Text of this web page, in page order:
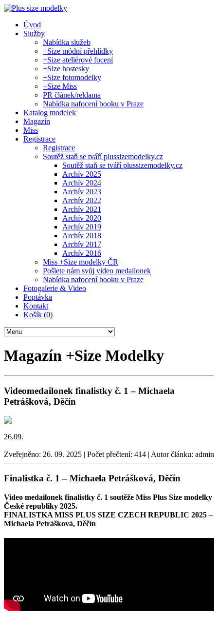
Úvod
Služby
Nabídka služeb
+Size módní přehlídky
+Size ateliérové focení
+Size hostesky
+Size fotomodelky
+Size Miss
PR článek/reklama
Nabídka nafocení booku v Praze
Katalog modelek
Magazín
Miss
Registrace
Registrace
Soutěž staň se tváří plussizemodelky.cz
Soutěž staň se tváří plussizemodelky.cz
Archív 2025
Archív 2024
Archív 2023
Archív 2022
Archív 2021
Archív 2020
Archív 2019
Archív 2018
Archív 2017
Archív 2016
Miss +Size modelky ČR
Pošlete nám svůj video medailonek
Nabídka nafocení booku v Praze
Fotogalerie & Video
Poptávka
Kontakt
Košík (0)
Magazín +Size Modelky
Videomedailonek finalistky č. 1 – Michaela
Petrášková, Děčín
26.09.
Zveřejněno: 26. 09. 2025 | Počet přečtení: 414 | Autor článku: admin
Finalistka č. 1 – Michaela Petrášková, Děčín
Video medailonek finalistky č. 1 soutěže Miss Plus Size modelky
České republiky 2025.
FINALISTKA MISS PLUS SIZE CZECH REPUBLIC 2025 –
Michaela Petrášková, Děčín